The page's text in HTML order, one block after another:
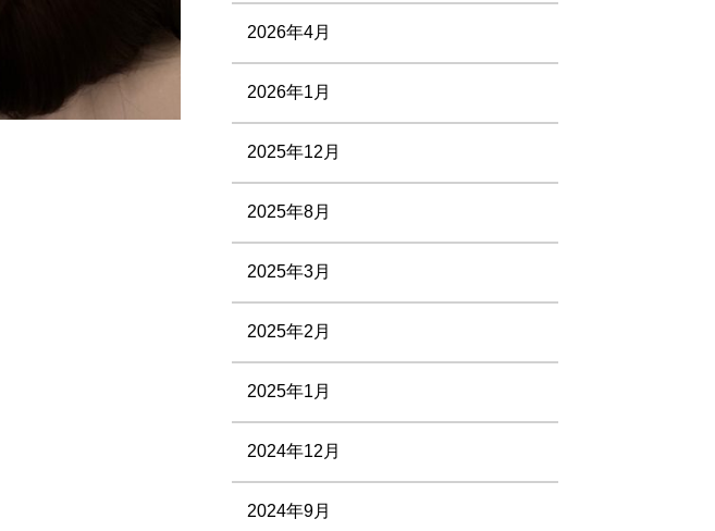
2026年4月
2026年1月
2025年12月
2025年8月
2025年3月
2025年2月
2025年1月
2024年12月
2024年9月